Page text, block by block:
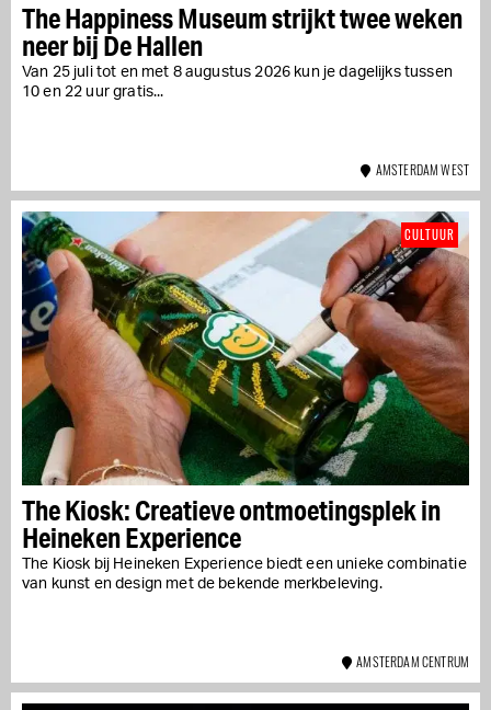
The Happiness Museum strijkt twee weken
neer bij De Hallen
Van 25 juli tot en met 8 augustus 2026 kun je dagelijks tussen
10 en 22 uur gratis...
AMSTERDAM WEST
The Kiosk: Creatieve ontmoetingsplek in
Heineken Experience
The Kiosk bij Heineken Experience biedt een unieke combinatie
van kunst en design met de bekende merkbeleving.
CULTUUR
AMSTERDAM CENTRUM